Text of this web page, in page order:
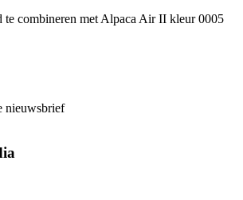
te combineren met Alpaca Air II kleur 0005
nieuwsbrief